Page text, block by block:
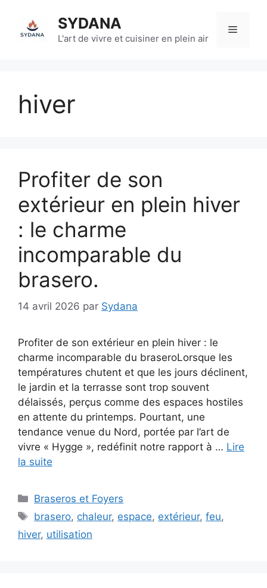
contenu
SYDANA
L'art de vivre et cuisiner en plein air
Menu
hiver
Profiter de son
extérieur en plein hiver
: le charme
incomparable du
brasero.
14 avril 2026 par Sydana
Profiter de son extérieur en plein hiver : le
charme incomparable du braseroLorsque les
températures chutent et que les jours déclinent,
le jardin et la terrasse sont trop souvent
délaissés, perçus comme des espaces hostiles
en attente du printemps. Pourtant, une
tendance venue du Nord, portée par l’art de
vivre « Hygge », redéfinit notre rapport à … Lire
la suite
Catégories
Braseros et Foyers
Étiquettes
brasero, chaleur, espace, extérieur,feu,
hiver, utilisation